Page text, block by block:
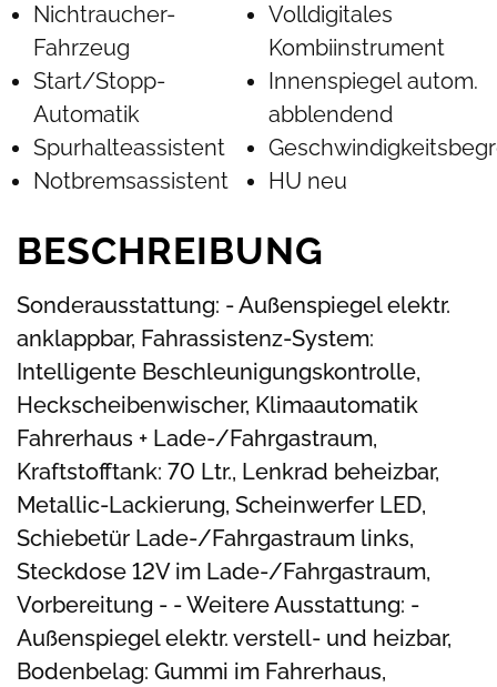
Nichtraucher-
Fahrzeug
Start/Stopp-
Automatik
Spurhalteassistent
Notbremsassistent
Volldigitales
Kombiinstrument
Innenspiegel autom.
abblendend
HU neu
BESCHREIBUNG
Sonderausstattung: - Außenspiegel elektr.
anklappbar, Fahrassistenz-System:
Intelligente Beschleunigungskontrolle,
Heckscheibenwischer, Klimaautomatik
Fahrerhaus + Lade-/Fahrgastraum,
Kraftstofftank: 70 Ltr., Lenkrad beheizbar,
Metallic-Lackierung, Scheinwerfer LED,
Schiebetür Lade-/Fahrgastraum links,
Steckdose 12V im Lade-/Fahrgastraum,
Vorbereitung - - Weitere Ausstattung: -
Außenspiegel elektr. verstell- und heizbar,
Bodenbelag: Gummi im Fahrerhaus,